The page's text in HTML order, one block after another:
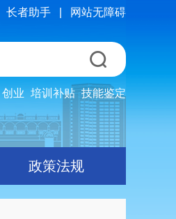
长者助手 网站无障碍
创业 培训补贴 技能鉴定
政策法规